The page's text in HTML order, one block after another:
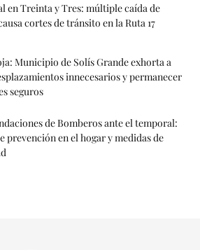
en Treinta y Tres: múltiple caída de
cortes de tránsito en la Ruta 17
Municipio de Solís Grande exhorta a
innecesarios y permanecer
seguros
de Bomberos ante el temporal:
prevención en el hogar y medidas de